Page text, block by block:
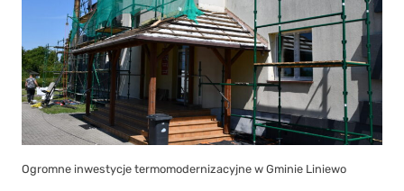
Ogromne inwestycje termomodernizacyjne w Gminie Liniewo